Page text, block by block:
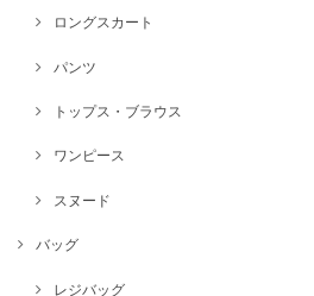
ロングスカート
パンツ
トップス・ブラウス
ワンピース
スヌード
バッグ
レジバッグ